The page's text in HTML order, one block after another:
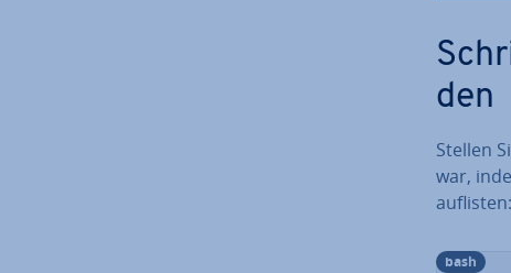
den
Stellen
war,
auflisten:
bash